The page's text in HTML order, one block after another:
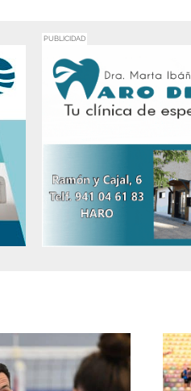
PUBLICIDAD